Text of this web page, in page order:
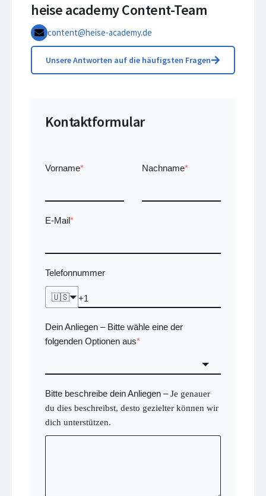
heise academy Content-Team
content@heise-academy.de
Unsere Antworten auf die häufigsten Fragen
Kontaktformular
Vorname* Nachname*
E-Mail*
Telefonnummer
🇺🇸
Dein Anliegen –Bitte wähle eine der
folgenden Optionen aus*
Bitte beschreibe dein Anliegen – Je genauer
du dies beschreibst, desto gezielter können wir
dich unterstützen.